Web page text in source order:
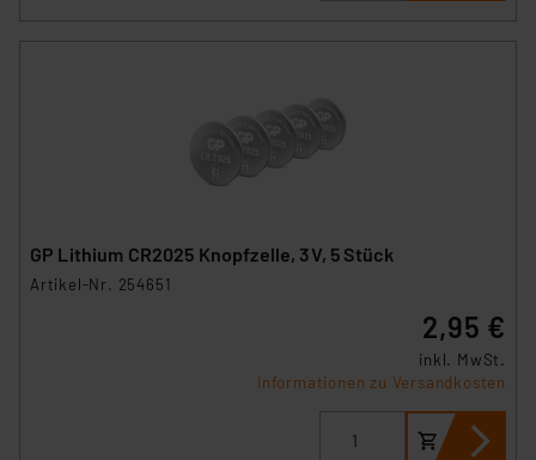
GP Lithium CR2025 Knopfzelle, 3V, 5 Stück
Artikel-Nr. 254651
2,95 €
inkl. MwSt.
Informationen zu Versandkosten